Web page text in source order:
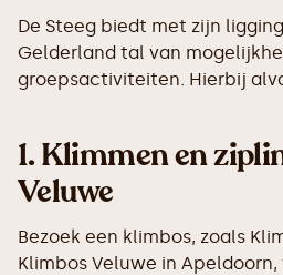
De Steeg biedt met zijn
Gelderland tal van
groepsactiviteiten. Hierbij
1.Klimmen en
Veluwe
Bezoek een klimbos, zoals
Klimbos Veluwe in